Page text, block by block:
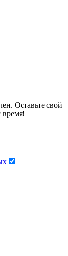
Оставьте свой
время!